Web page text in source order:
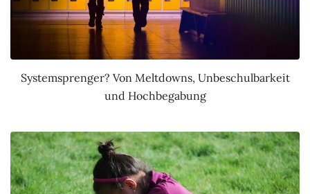
Systemsprenger? Von Meltdowns, Unbeschulbarkeit
und Hochbegabung